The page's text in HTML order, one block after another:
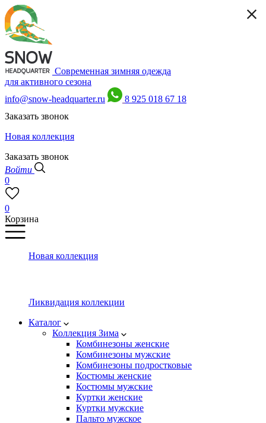
Современная зимняя одежда
для активного сезона
info@snow-headquarter.ru
8 925 018 67 18
Заказать звонок
Новая коллекция
Заказать звонок
Войти
0
0
Корзина
Новая коллекция
Ликвидация коллекции
Каталог
Коллекция Зима
Комбинезоны женские
Комбинезоны мужские
Комбинезоны подростковые
Костюмы женские
Костюмы мужские
Куртки женские
Куртки мужские
Пальто мужское